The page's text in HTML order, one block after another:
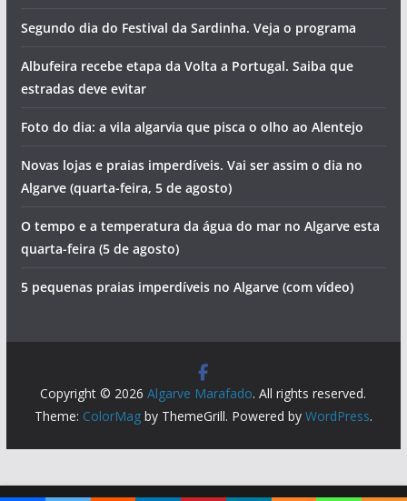
Segundo dia do Festival da Sardinha. Veja o programa
Albufeira recebe etapa da Volta a Portugal. Saiba que
estradas deve evitar
Foto do dia: a vila algarvia que pisca o olho ao Alentejo
Novas lojas e praias imperdíveis. Vai ser assim o dia no
Algarve (quarta-feira, 5 de agosto)
O tempo e a temperatura da água do mar no Algarve esta
quarta-feira (5 de agosto)
5 pequenas praias imperdíveis no Algarve (com vídeo)
Copyright © 2026Algarve Marafado. All rights reserved.
Theme: ColorMagby ThemeGrill. Powered by WordPress.